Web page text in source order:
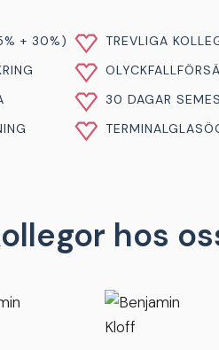
+ 30%)
TREVLIGA
30 DAGAR
hos